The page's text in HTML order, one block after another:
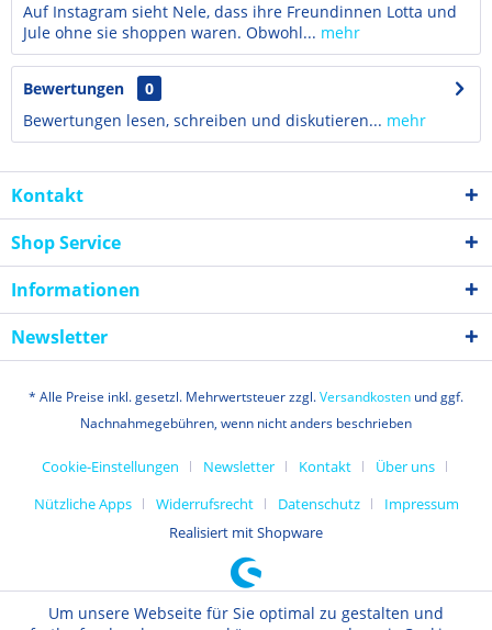
Auf Instagram sieht Nele, dass ihre Freundinnen Lotta und
Jule ohne sie shoppen waren. Obwohl... mehr
Bewertungen
0
Bewertungen lesen, schreiben und diskutieren... mehr
Kontakt
Shop Service
Informationen
Newsletter
* Alle Preise inkl. gesetzl. Mehrwertsteuer zzgl.Versandkosten und ggf.
Nachnahmegebühren, wenn nicht anders beschrieben
Cookie-Einstellungen Newsletter Kontakt
Über uns
Nützliche Apps
Widerrufsrecht Datenschutz
Impressum
Realisiert mit Shopware
Um unsere Webseite für Sie optimal zu gestalten und